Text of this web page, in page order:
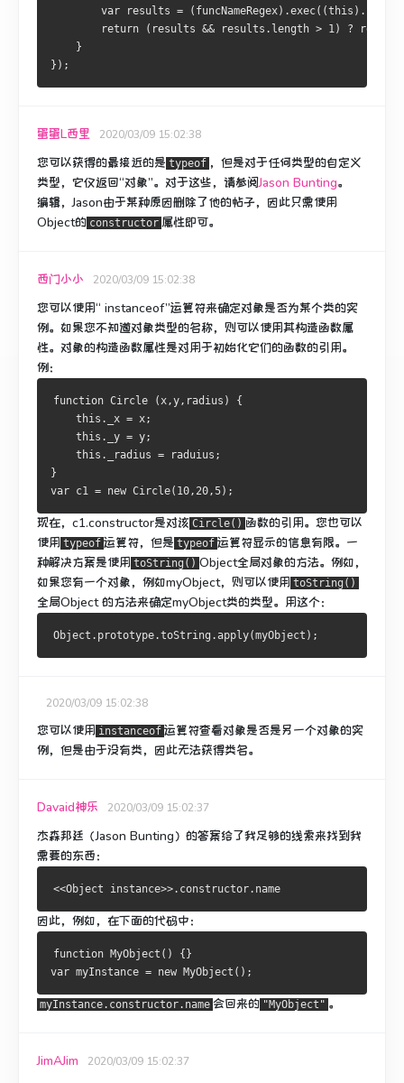
var results =
return (results && results.length > 1) ?
    }
});
蛋蛋L西里 2020/03/09 15:02:38
您可以获得的最接近的是 typeof ，但是对于任何类型的自定义
类型，它仅返回“对象”。 对于这些，请参阅Jason Bunting。
编辑，Jason由于某种原因删除了他的帖子，因此只需使用
Object的 constructor 属性即可。
西门小小 2020/03/09 15:02:38
您可以使用“ instanceof”运算符来确定对象是否为某个类的实
例。 如果您不知道对象类型的名称，则可以使用其构造函数属
性。 对象的构造函数属性是对用于初始化它们的函数的引用。
例：
function Circle (x,y,radius) {
    this._x = x;
    this._y = y;
    this._radius = raduius;
}
var c1 = new Circle(10,20,5);
现在，c1.constructor是对该 Circle() 函数的引用。 您也可以
使用 typeof 运算符，但是 typeof 运算符显示的信息有限。 一
种解决方案是使用 toString() Object全局对象的方法。 例如，
如果您有一个对象，例如myObject，则可以使用 toString()
全局Object的方法来确定myObject类的类型。 用这个：
2020/03/09 15:02:38
您可以使用 instanceof 运算符查看对象是否是另一个对象的实
例，但是由于没有类，因此无法获得类名。
Davaid神乐 2020/03/09 15:02:37
杰森邦廷（Jason Bunting）的答案给了我足够的线索来找到我
需要的东西：
因此，例如，在下面的代码中：
function MyObject() {}
var myInstance = new MyObject();
myInstance.constructor.name 会回来的 "MyObject" 。
JimAJim 2020/03/09 15:02:37